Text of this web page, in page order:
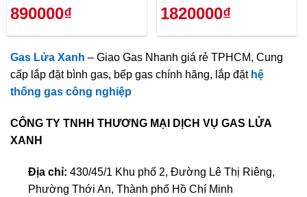
890000₫ 1820000₫
Gas Lửa Xanh – Giao Gas Nhanh giá rẻ TPHCM, Cung
cấp lắp đặt bình gas, bếp gas chính hãng, lắp đặt hệ
thống gas công nghiệp
CÔNG TY TNHH THƯƠNG MẠI DỊCH VỤ GAS LỬA
XANH
Địa chỉ: 430/45/1 Khu phố 2, Đường Lê Thị Riêng,
Phường Thới An, Thành phố Hồ Chí Minh